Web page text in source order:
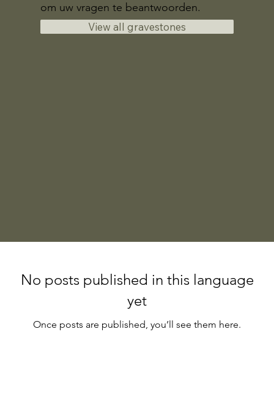
om uw vragen te beantwoorden.
View all gravestones
No posts published in this language
yet
Once posts are published, you’ll see them here.